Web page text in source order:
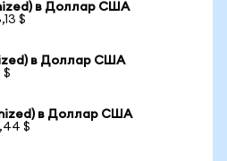
в Доллар США
$
в Доллар США
$
в Доллар США
$